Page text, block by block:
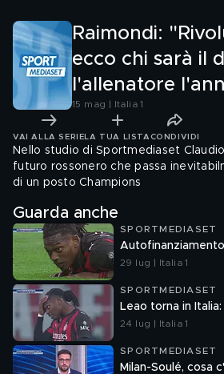
Raimondi:
ecco chi sarà il
l'allenatore
15 mag | Italia 1
VAI ALLA SERIE LA TUA LISTA CONDIVIDI
Nello studio di Sportmediaset
futuro rossonero che passa
di un posto Champions
Guarda anche
SPORTMEDIASET
Autofinanziamento
29 lug | Italia 1
SPORTMEDIASET
Leao torna in
24 lug | Italia 1
SPORTMEDIASET
Milan-Soulé, cosa